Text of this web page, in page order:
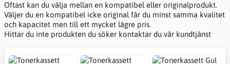
Oftast kan du välja mellan en kompatibel eller originalprodukt.
Väljer du en kompatibel icke original får du minst samma kvalitet
och kapacitet men till ett mycket lägre pris.
Hittar du inte produkten du söker kontaktar du vår kundtjänst